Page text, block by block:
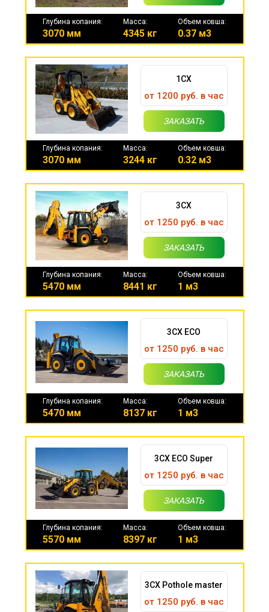
Глубина копания:
3070 мм
Масса:
4345 кг
Объем ковша:
0.37 м3
1CX
от 1200 руб. в час
ЗАКАЗАТЬ
Глубина копания:
3070 мм
Масса:
3244 кг
Объем ковша:
0.32 м3
3CX
от 1250 руб. в час
ЗАКАЗАТЬ
Глубина копания:
5470 мм
Масса:
8441 кг
Объем ковша:
1 м3
3CX ECO
от 1250 руб. в час
ЗАКАЗАТЬ
Глубина копания:
5470 мм
Масса:
8137 кг
Объем ковша:
1 м3
3CX ECO Super
от 1250 руб. в час
ЗАКАЗАТЬ
Глубина копания:
5570 мм
Масса:
8397 кг
Объем ковша:
1 м3
3CX Pothole master
от 1250 руб. в час